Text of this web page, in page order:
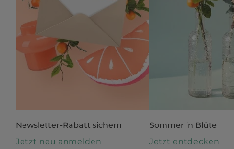
Newsletter-Rabatt sichern
Jetzt neu anmelden
Sommer in Blüte
Jetzt entdecken